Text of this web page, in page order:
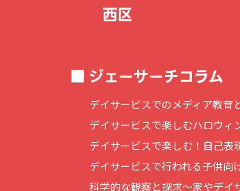
西区
ジェーサーチコラム
デイサービスでのメディア教育
デイサービスで楽しむハロウィ
デイサービスで楽しむ！自己
デイサービスで行われる子供向
科学的な観察と探求～家やデイ